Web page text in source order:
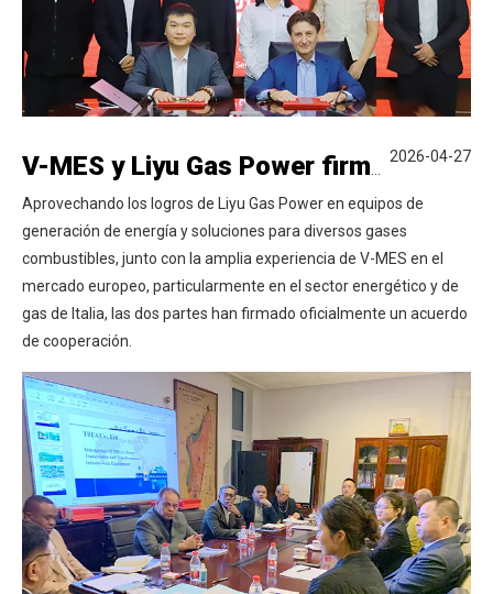
Aprovechando los logros de Liyu Gas Power en equipos de
generación de energía y soluciones para diversos gases
combustibles, junto con la amplia experiencia de V-MES en el
mercado europeo, particularmente en el sector energético y de
gas de Italia, las dos partes han firmado oficialmente un acuerdo
de cooperación.
2026-04-27